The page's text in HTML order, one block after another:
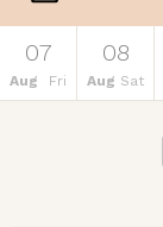
07
Aug Fri
08
Aug Sat